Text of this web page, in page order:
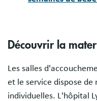
Document
Découvrir la
Les salles
et le service dispose de
individuelles. L'hôpital